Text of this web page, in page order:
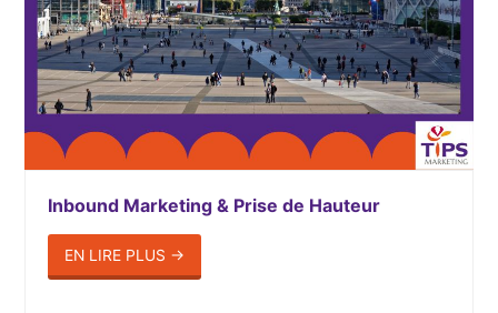
Inbound Marketing & Prise de Hauteur
EN LIRE PLUS →